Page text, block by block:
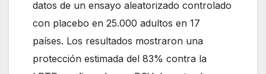
datos de un ensayo aleatorizado controlado
con placebo en 25.000 adultos en 17
países. Los resultados mostraron una
protección estimada del 83% contra la